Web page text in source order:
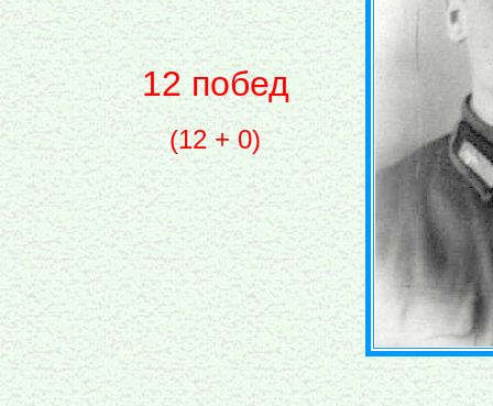
12 побед
(12 + 0)